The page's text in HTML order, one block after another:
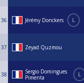
36 Jérémy Donckers L
37 Zeyad Quzmou
38
Sergio Domingues
Pimenta
L